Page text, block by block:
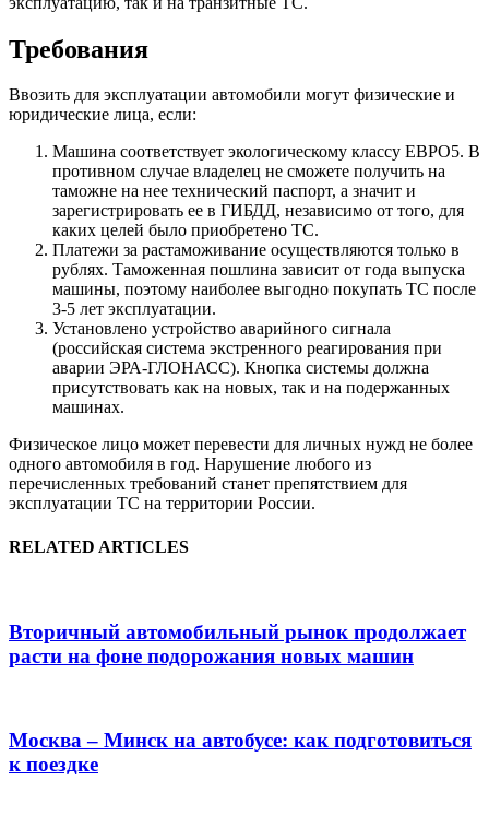
Требования
Ввозить для эксплуатации автомобили могут физические и
юридические лица, если:
Машина соответствует экологическому классу ЕВРО5. В
противном случае владелец не сможете получить на
таможне на нее технический паспорт, а значит и
зарегистрировать ее в ГИБДД, независимо от того, для
каких целей было приобретено ТС.
Платежи за растаможивание осуществляются только в
рублях. Таможенная пошлина зависит от года выпуска
машины, поэтому наиболее выгодно покупать ТС после
3-5 лет эксплуатации.
Установлено устройство аварийного сигнала
(российская система экстренного реагирования при
аварии ЭРА-ГЛОНАСС). Кнопка системы должна
присутствовать как на новых, так и на подержанных
машинах.
Физическое лицо может перевести для личных нужд не более
одного автомобиля в год. Нарушение любого из
перечисленных требований станет препятствием для
эксплуатации ТС на территории России.
RELATED ARTICLES
Вторичный автомобильный рынок продолжает
расти на фоне подорожания новых машин
Москва – Минск на автобусе: как подготовиться
к поездке